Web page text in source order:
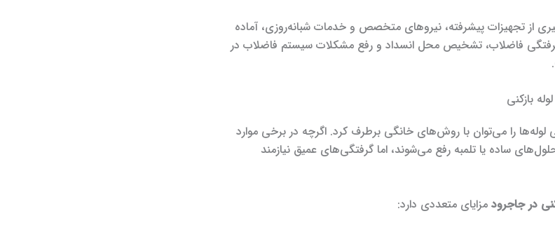
از تجهیزات پیشرفته، نیروهای متخصص و خدمات شبانه‌روزی، آماده
گرفتگی فاضلاب، تشخیص محل انسداد و رفع مشکلات سیستم فاضلاب در
بازکنی
لوله‌ها را می‌توان با روش‌های خانگی برطرف کرد. اگرچه در برخی موارد
ساده یا تلمبه رفع می‌شوند، اما گرفتگی‌های عمیق نیازمند
در جاجرود مزایای متعددی دارد: